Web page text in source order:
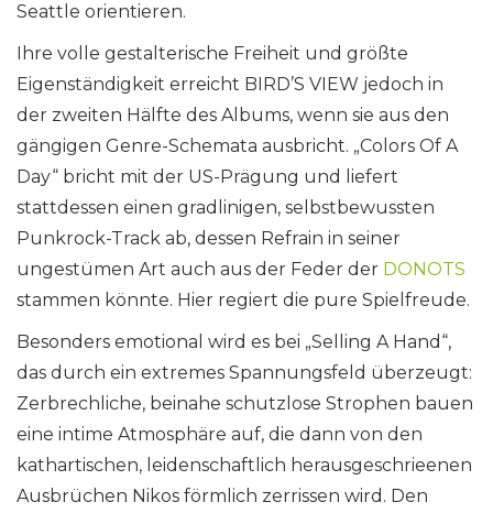
Seattle orientieren.
Ihre volle gestalterische Freiheit und größte
Eigenständigkeit erreicht BIRD’S VIEW jedoch in
der zweiten Hälfte des Albums, wenn sie aus den
gängigen Genre-Schemata ausbricht. „Colors Of A
Day“ bricht mit der US-Prägung und liefert
stattdessen einen gradlinigen, selbstbewussten
Punkrock-Track ab, dessen Refrain in seiner
ungestümen Art auch aus der Feder der DONOTS
stammen könnte. Hier regiert die pure Spielfreude.
Besonders emotional wird es bei „Selling A Hand“,
das durch ein extremes Spannungsfeld überzeugt:
Zerbrechliche, beinahe schutzlose Strophen bauen
eine intime Atmosphäre auf, die dann von den
kathartischen, leidenschaftlich herausgeschrieenen
Ausbrüchen Nikos förmlich zerrissen wird. Den